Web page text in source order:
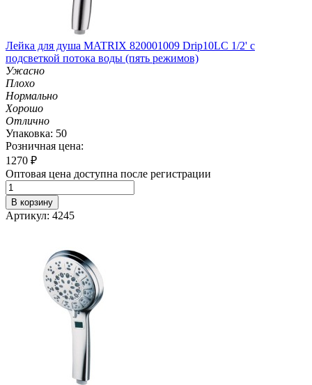
Лейка для душа MATRIX 820001009 Drip10LC 1/2' с
подсветкой потока воды (пять режимов)
Ужасно
Плохо
Нормально
Хорошо
Отлично
Упаковка: 50
Розничная цена:
1270 ₽
Оптовая цена доступна после регистрации
В корзину
Артикул: 4245